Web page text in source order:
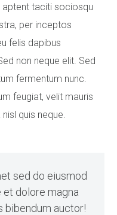
aptent taciti sociosqu
per inceptos
felis dapibus
non neque elit. Sed
fermentum nunc.
feugiat, velit mauris
quis neque.
sed do eiusmod
dolore magna
bibendum auctor!